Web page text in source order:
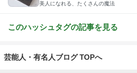
美人になれる、たくさんの魔法
このハッシュタグの記事を見る
芸能人・有名人ブログ TOPへ